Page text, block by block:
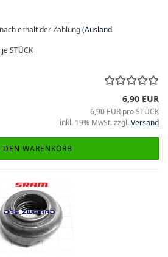
erhalt der Zahlung(Ausland
je STÜCK
6,90 EUR
6,90 EUR pro STÜCK
inkl. 19% MwSt. zzgl.Versand
WARENKORB